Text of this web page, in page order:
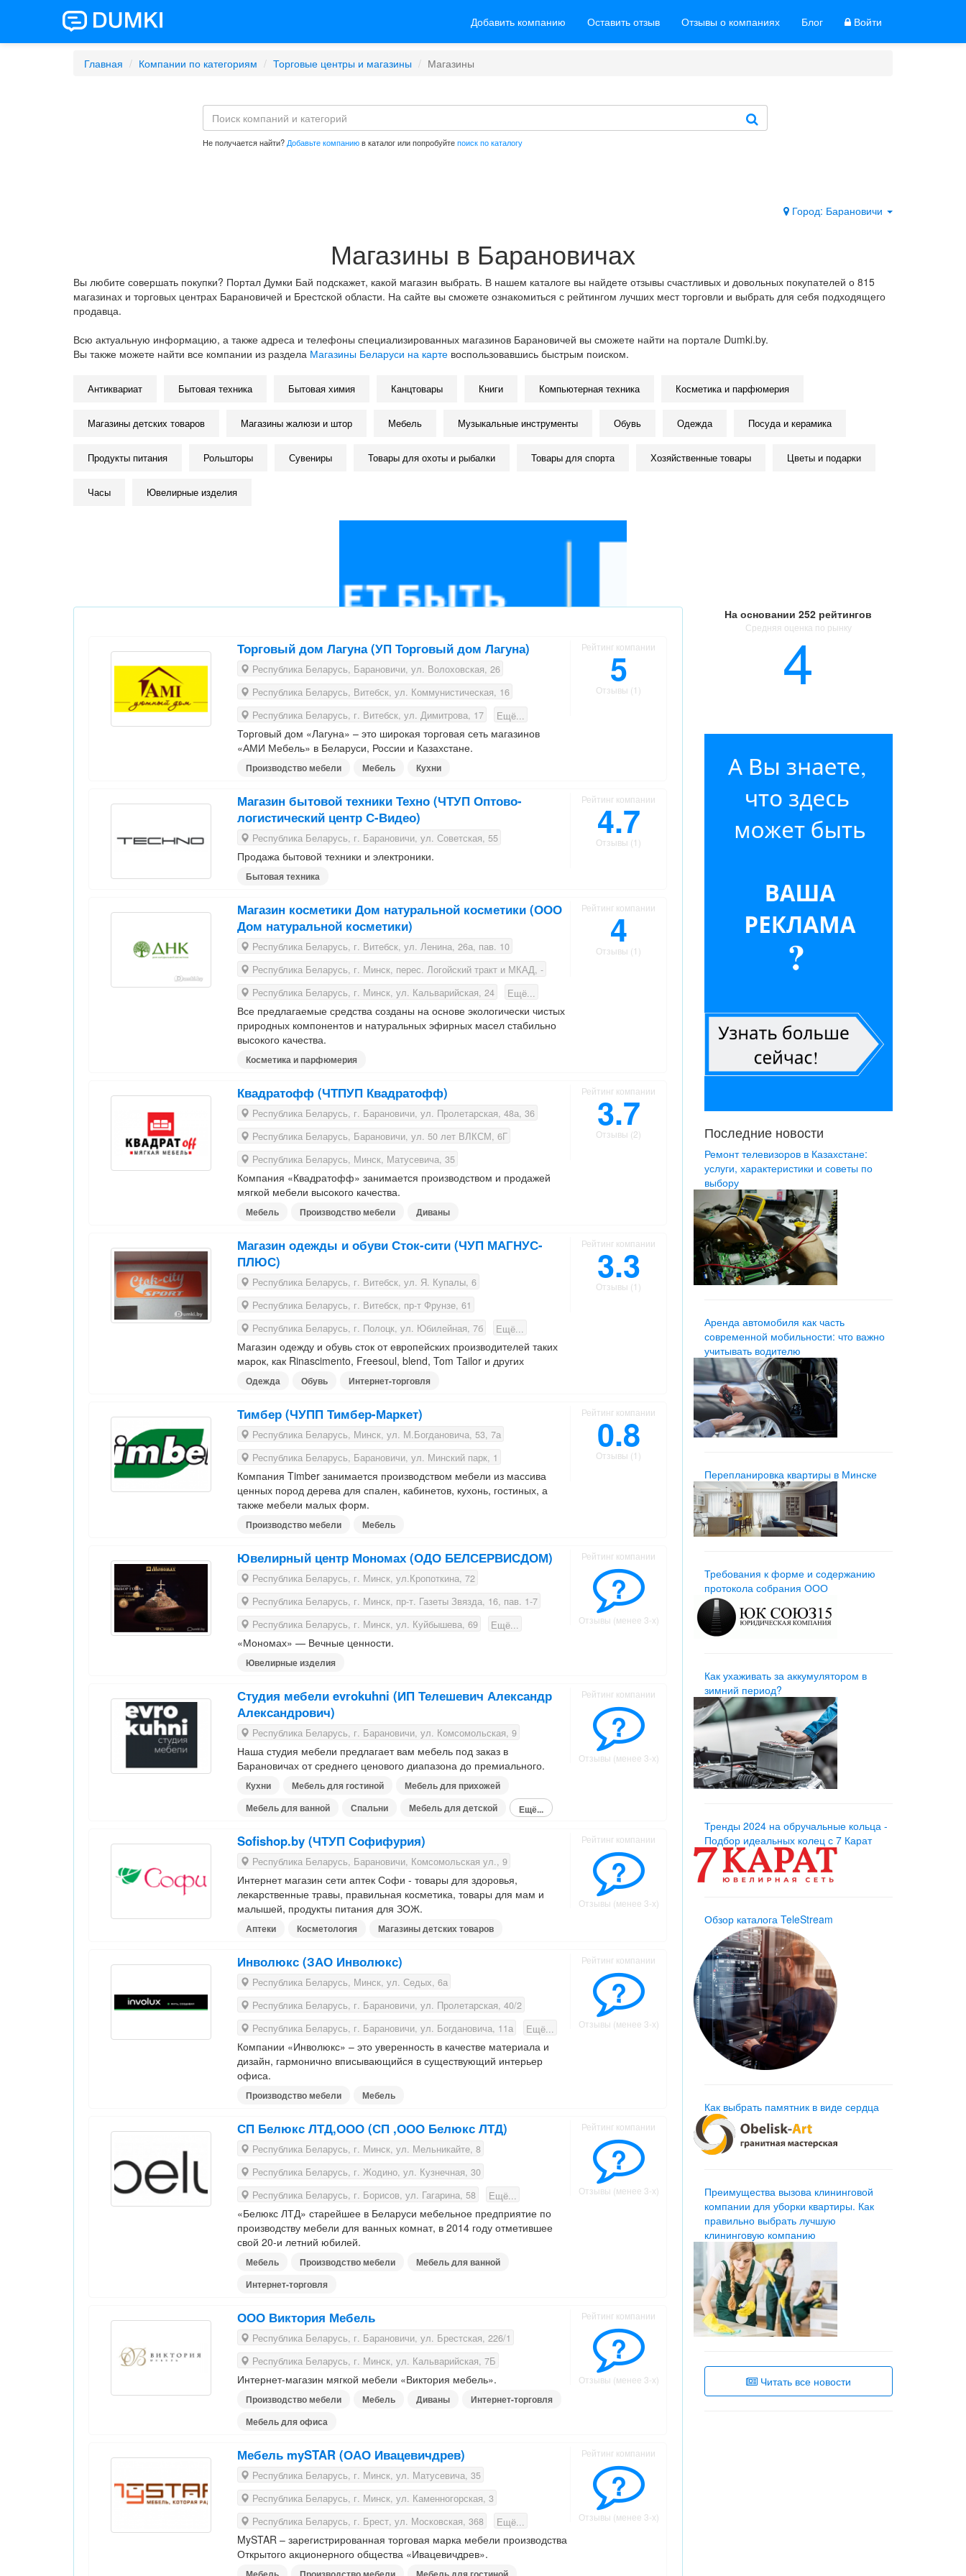
Добавить компанию Оставить отзыв Отзывы о компаниях Блог Войти
Главная Компании по категориям Торговые центры и магазины Магазины
Не получается найти? Добавьте компаниюв каталог или попробуйтепоиск по каталогу
Город: Барановичи
Магазины в Барановичах
Вы любите совершать покупки? Портал Думки Бай подскажет, какой магазин выбрать. В нашем каталоге вы найдете отзывы счастливых и довольных покупателей о 815
магазинах и торговых центрах Барановичей и Брестской области. На сайте вы сможете ознакомиться с рейтингом лучших мест торговли и выбрать для себя подходящего
продавца.
Всю актуальную информацию, а также адреса и телефоны специализированных магазинов Барановичей вы сможете найти на портале Dumki.by.
Вы также можете найти все компании из раздела Магазины Беларуси на карте воспользовавшись быстрым поиском.
Антиквариат Бытовая техника Бытовая химия Канцтовары Книги Компьютерная техника Косметика и парфюмерия
Магазины детских товаров Магазины жалюзи и штор Мебель Музыкальные инструменты Обувь Одежда Посуда и керамика
Продукты питания Рольшторы Сувениры Товары для охоты и рыбалки Товары для спорта Хозяйственные товары Цветы и подарки
Часы Ювелирные изделия
Торговый дом Лагуна (УП Торговый дом Лагуна)
Республика Беларусь, Барановичи, ул. Волоховская, 26
Республика Беларусь, Витебск, ул. Коммунистическая, 16
Республика Беларусь, г. Витебск, ул. Димитрова, 17
Ещё...
Торговый дом «Лагуна» – это широкая торговая сеть магазинов
«АМИ Мебель» в Беларуси, России и Казахстане.
Производство мебели Мебель Кухни
Рейтинг компании
5
Отзывы (1)
Магазин бытовой техники Техно (ЧТУП Оптово-
логистический центр С-Видео)
Республика Беларусь, г. Барановичи, ул. Советская, 55
Продажа бытовой техники и электроники.
Бытовая техника
Рейтинг компании
4.7
Отзывы (1)
Магазин косметики Дом натуральной косметики (ООО
Дом натуральной косметики)
Республика Беларусь, г. Витебск, ул. Ленина, 26а, пав. 10
Республика Беларусь, г. Минск, перес. Логойский тракт и МКАД, -
Республика Беларусь, г. Минск, ул. Кальварийская, 24
Ещё...
Все предлагаемые средства созданы на основе экологически чистых
природных компонентов и натуральных эфирных масел стабильно
высокого качества.
Косметика и парфюмерия
Рейтинг компании
4
Отзывы (1)
Квадратофф (ЧТПУП Квадратофф)
Республика Беларусь, г. Барановичи, ул. Пролетарская, 48а, 36
Республика Беларусь, Барановичи, ул. 50 лет ВЛКСМ, 6Г
Республика Беларусь, Минск, Матусевича, 35
Компания «Квадратофф» занимается производством и продажей
мягкой мебели высокого качества.
Мебель Производство мебели Диваны
Рейтинг компании
3.7
Отзывы (2)
Магазин одежды и обуви Сток-сити (ЧУП МАГНУС-
ПЛЮС)
Республика Беларусь, г. Витебск, ул. Я. Купалы, 6
Республика Беларусь, г. Витебск, пр-т Фрунзе, 61
Республика Беларусь, г. Полоцк, ул. Юбилейная, 7б
Ещё...
Магазин одежду и обувь сток от европейских производителей таких
марок, как Rinascimento, Freesoul, blend, Tom Tailor и других
Одежда Обувь Интернет-торговля
Рейтинг компании
3.3
Отзывы (1)
Тимбер (ЧУПП Тимбер-Маркет)
Республика Беларусь, Минск, ул. М.Богдановича, 53, 7а
Республика Беларусь, Барановичи, ул. Минский парк, 1
Компания Timber занимается производством мебели из массива
ценных пород дерева для спален, кабинетов, кухонь, гостиных, а
также мебели малых форм.
Производство мебели Мебель
Рейтинг компании
0.8
Отзывы (1)
Ювелирный центр Мономах (ОДО БЕЛСЕРВИСДОМ)
Республика Беларусь, г. Минск, ул.Кропоткина, 72
Республика Беларусь, г. Минск, пр-т. Газеты Звязда, 16, пав. 1-7
Республика Беларусь, г. Минск, ул. Куйбышева, 69
Ещё...
«Мономах» — Вечные ценности.
Ювелирные изделия
Рейтинг компании
?
Отзывы (менее 3-х)
Студия мебели evrokuhni (ИП Телешевич Александр
Александрович)
Республика Беларусь, г. Барановичи, ул. Комсомольская, 9
Наша студия мебели предлагает вам мебель под заказ в
Барановичах от среднего ценового диапазона до премиального.
Кухни Мебель для гостиной
Мебель для прихожей
Мебель для ванной
Спальни Мебель для детской Ещё...
Рейтинг компании
?
Отзывы (менее 3-х)
Sofishop.by (ЧТУП Софифурия)
Республика Беларусь, Барановичи, Комсомольская ул., 9
Интернет магазин сети аптек Софи - товары для здоровья,
лекарственные травы, правильная косметика, товары для мам и
малышей, продукты питания для ЗОЖ.
Аптеки Косметология Магазины детских товаров
Рейтинг компании
?
Отзывы (менее 3-х)
Инволюкс (ЗАО Инволюкс)
Республика Беларусь, Минск, ул. Седых, 6а
Республика Беларусь, г. Барановичи, ул. Пролетарская, 40/2
Республика Беларусь, г. Барановичи, ул. Богдановича, 11а
Ещё...
Компании «Инволюкс» – это уверенность в качестве материала и
дизайн, гармонично вписывающийся в существующий интерьер
офиса.
Производство мебели Мебель
Рейтинг компании
?
Отзывы (менее 3-х)
СП Белюкс ЛТД,ООО (СП ,ООО Белюкс ЛТД)
Республика Беларусь, г. Минск, ул. Мельникайте, 8
Республика Беларусь, г. Жодино, ул. Кузнечная, 30
Республика Беларусь, г. Борисов, ул. Гагарина, 58
Ещё...
«Белюкс ЛТД» старейшее в Беларуси мебельное предприятие по
производству мебели для ванных комнат, в 2014 году отметившее
свой 20-и летний юбилей.
Мебель Производство мебели
Мебель для ванной
Интернет-торговля
Рейтинг компании
?
Отзывы (менее 3-х)
ООО Виктория Мебель
Республика Беларусь, г. Барановичи, ул. Брестская, 226/1
Республика Беларусь, г. Минск, ул. Кальварийская, 7Б
Интернет-магазин мягкой мебели «Виктория мебель».
Производство мебели Мебель Диваны
Интернет-торговля
Мебель для офиса
Рейтинг компании
?
Отзывы (менее 3-х)
Мебель mySTAR (ОАО Ивацевичдрев)
Республика Беларусь, г. Минск, ул. Матусевича, 35
Республика Беларусь, г. Минск, ул. Каменногорская, 3
Республика Беларусь, г. Брест, ул. Московская, 368
Ещё...
MySTAR – зарегистрированная торговая марка мебели производства
Открытого акционерного общества «Ивацевичдрев».
Рейтинг компании
?
Отзывы (менее 3-х)
На основании252 рейтингов
Средняя оценка по рынку
4
Последние новости
Ремонт телевизоров в Казахстане:
услуги, характеристики и советы по
выбору
Аренда автомобиля как часть
современной мобильности: что важно
учитывать водителю
Перепланировка квартиры в Минске
Требования к форме и содержанию
протокола собрания ООО
Как ухаживать за аккумулятором в
зимний период?
Тренды 2024 на обручальные кольца -
Подбор идеальных колец с 7 Карат
Обзор каталога TeleStream
Как выбрать памятник в виде сердца
Преимущества вызова клининговой
компании для уборки квартиры. Как
правильно выбрать лучшую
клининговую компанию
Читать все новости